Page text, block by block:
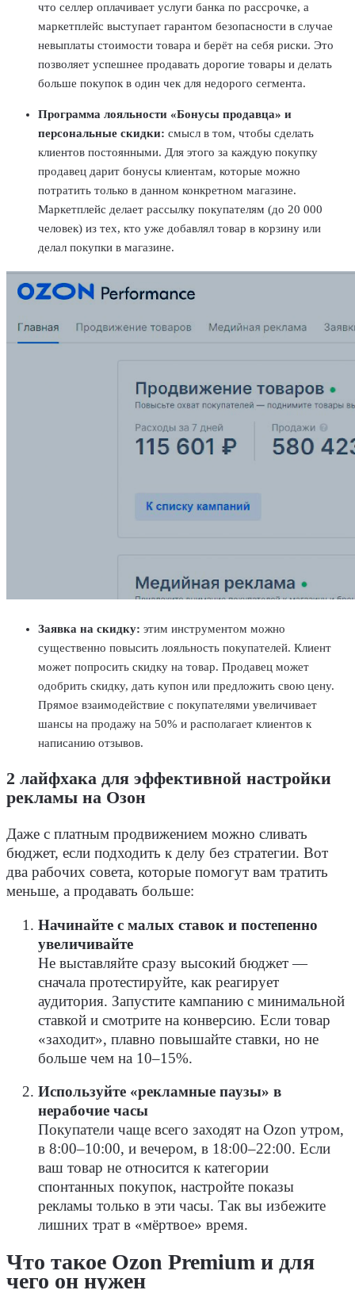
что селлер оплачивает услуги банка по рассрочке, а
маркетплейс выступает гарантом безопасности в случае
невыплаты стоимости товара и берёт на себя риски. Это
позволяет успешнее продавать дорогие товары и делать
больше покупок в один чек для недорого сегмента.
Программа лояльности «Бонусы продавца» и
персональные скидки: смысл в том, чтобы сделать
клиентов постоянными. Для этого за каждую покупку
продавец дарит бонусы клиентам, которые можно
потратить только в данном конкретном магазине.
Маркетплейс делает рассылку покупателям (до 20 000
человек) из тех, кто уже добавлял товар в корзину или
делал покупки в магазине.
Заявка на скидку: этим инструментом можно
существенно повысить лояльность покупателей. Клиент
может попросить скидку на товар. Продавец может
одобрить скидку, дать купон или предложить свою цену.
Прямое взаимодействие с покупателями увеличивает
шансы на продажу на 50% и располагает клиентов к
написанию отзывов.
2 лайфхака для эффективной настройки
рекламы на Озон
Даже с платным продвижением можно сливать
бюджет, если подходить к делу без стратегии. Вот
два рабочих совета, которые помогут вам тратить
меньше, а продавать больше:
Начинайте с малых ставок и постепенно
увеличивайте
Не выставляйте сразу высокий бюджет —
сначала протестируйте, как реагирует
аудитория. Запустите кампанию с минимальной
ставкой и смотрите на конверсию. Если товар
«заходит», плавно повышайте ставки, но не
больше чем на 10–15%.
Используйте «рекламные паузы» в
нерабочие часы
Покупатели чаще всего заходят на Ozon утром,
в 8:00–10:00, и вечером, в 18:00–22:00. Если
ваш товар не относится к категории
спонтанных покупок, настройте показы
рекламы только в эти часы. Так вы избежите
лишних трат в «мёртвое» время.
Что такое Ozon Premium и для
чего он нужен